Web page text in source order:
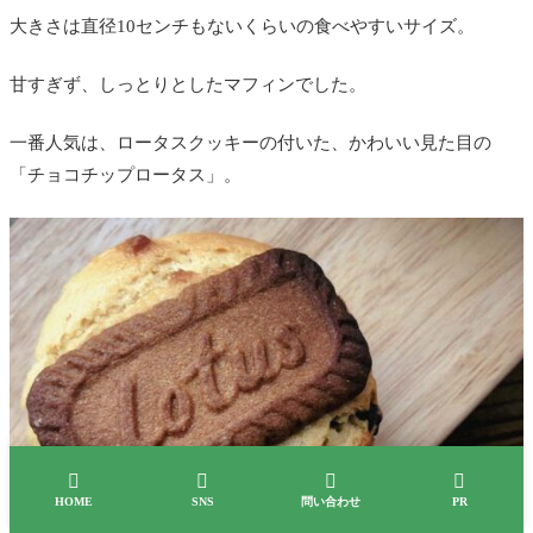
大きさは直径10センチもないくらいの食べやすいサイズ。
甘すぎず、しっとりとしたマフィンでした。
一番人気は、ロータスクッキーの付いた、かわいい見た目の
「チョコチップロータス」。

HOME

SNS

問い合わせ

PR